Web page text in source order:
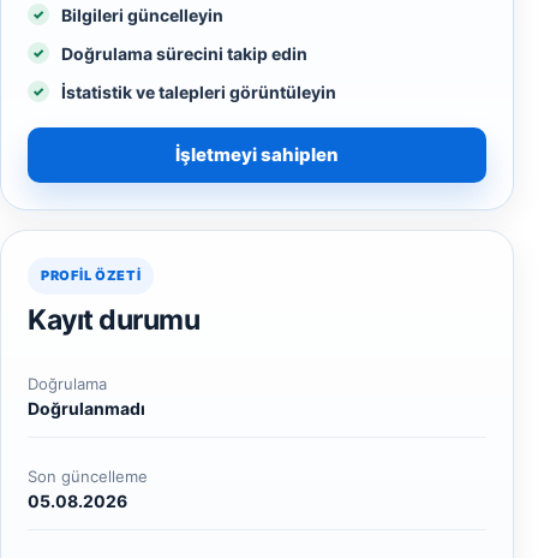
Bilgileri güncelleyin
Doğrulama sürecini takip edin
İstatistik ve talepleri görüntüleyin
İşletmeyi sahiplen
PROFIL ÖZETI
Kayıt durumu
Doğrulama
Doğrulanmadı
Son güncelleme
05.08.2026